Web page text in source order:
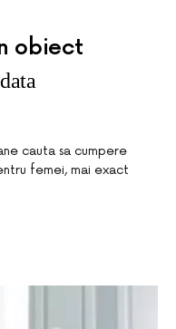
obiect
cauta sa cumpere
femei, mai exact